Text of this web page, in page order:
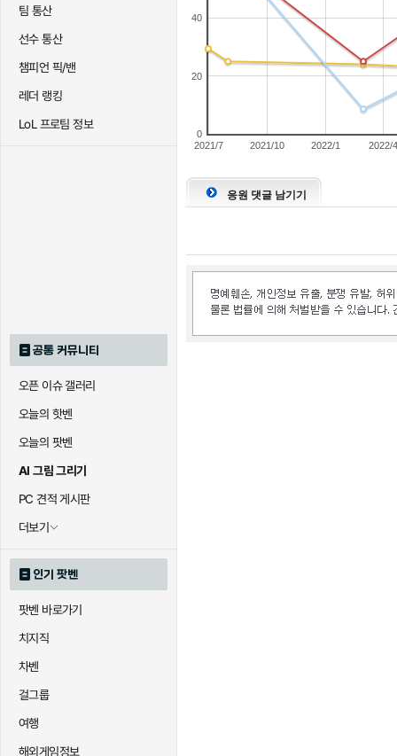
팀 통산
선수 통산
챔피언 픽/밴
레더 랭킹
LoL 프로팀 정보
공통 커뮤니티
오픈 이슈 갤러리
오늘의 핫벤
오늘의 팟벤
AI 그림 그리기
PC 견적 게시판
더보기
인기 팟벤
팟벤 바로가기
치지직
차벤
걸그룹
여행
해외게임정보
2021/7 2021/10 2022/1 2022/4
0
20
40
응원 댓글 남기기